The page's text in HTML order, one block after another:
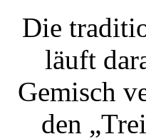
Die
läuft
Gemisch
den